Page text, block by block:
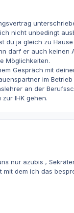
nicht unbedingt
du ja gleich zu Hause
darf er auch keinen
Möglichkeiten.
Gespräch mit
im Betrieb
an der
IHK gehen.
nur azubis ,
mit dem ich das